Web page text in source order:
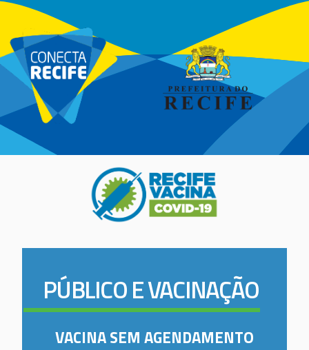
PÚBLICO E VACINAÇÃO
VACINA SEM AGENDAMENTO